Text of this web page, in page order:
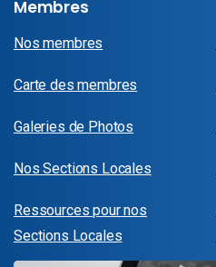
Membres
Nos membres
Carte des membres
Galeries de Photos
Nos Sections Locales
Ressources pour nos
Sections Locales